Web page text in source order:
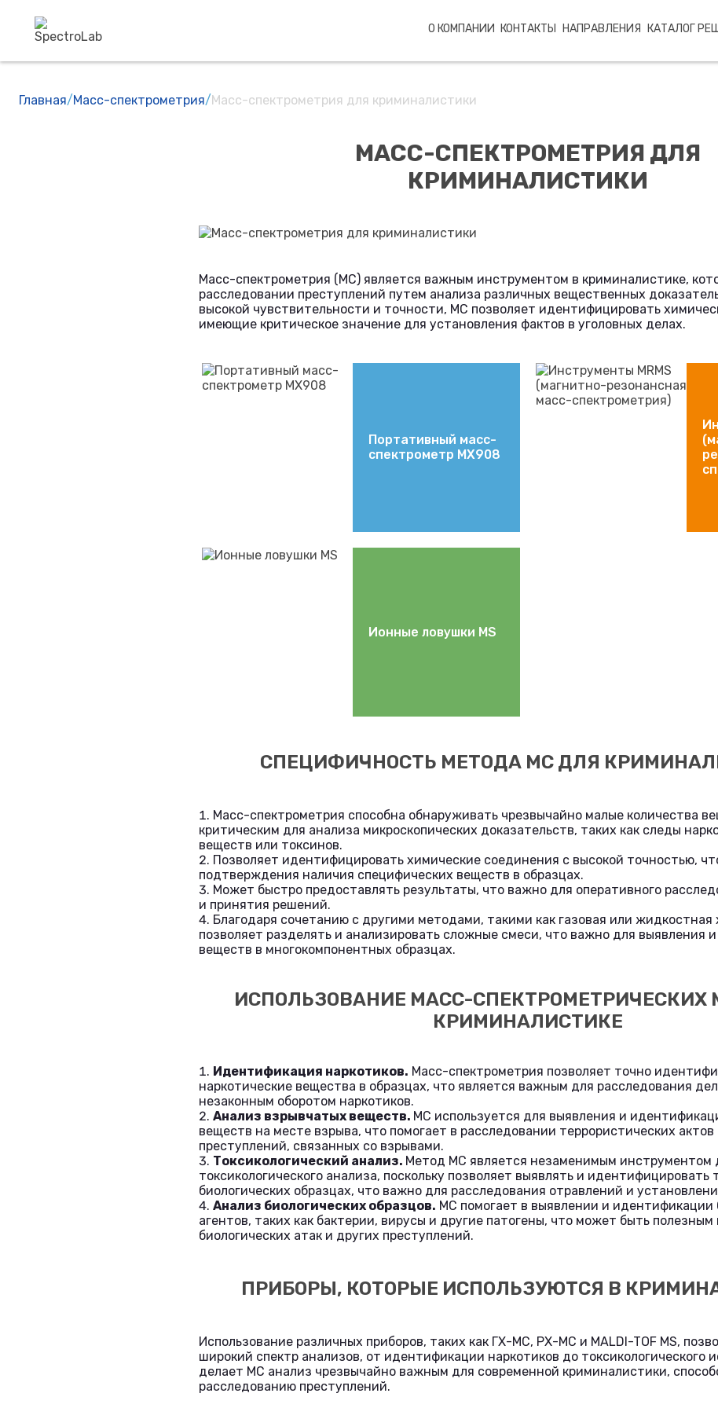
О КОМПАНИИ КОНТАКТЫ НАПРАВЛЕНИЯ КАТАЛОГ
Главная/Масс-спектрометрия/Масс-спектрометрия для криминалистики
МАСС-СПЕКТРОМЕТРИЯ ДЛЯ
КРИМИНАЛИСТИКИ
Масс-спектрометрия (МС) является важным инструментом в криминалистике,
расследовании преступлений путем анализа различных вещественных
высокой чувствительности и точности, МС позволяет идентифицировать
имеющие критическое значение для установления фактов в уголовных делах.
Портативный масс-
спектрометр MX908
Ионные ловушки MS
СПЕЦИФИЧНОСТЬ МЕТОДА МС ДЛЯ
Масс-спектрометрия способна обнаруживать чрезвычайно малые количества
критическим для анализа микроскопических доказательств, таких как следы
веществ или токсинов.
Позволяет идентифицировать химические соединения с высокой точностью,
подтверждения наличия специфических веществ в образцах.
Может быстро предоставлять результаты, что важно для оперативного
и принятия решений.
Благодаря сочетанию с другими методами, такими как газовая или
позволяет разделять и анализировать сложные смеси, что важно для выявления
веществ в многокомпонентных образцах.
ИСПОЛЬЗОВАНИЕ МАСС-СПЕКТРОМЕТРИЧЕСКИХ
КРИМИНАЛИСТИКЕ
Идентификация наркотиков. Масс-спектрометрия позволяет точно
наркотические вещества в образцах, что является важным для расследования
незаконным оборотом наркотиков.
Анализ взрывчатых веществ. МС используется для выявления и
веществ на месте взрыва, что помогает в расследовании террористических актов
преступлений, связанных со взрывами.
Токсикологический анализ. Метод МС является незаменимым инструментом
токсикологического анализа, поскольку позволяет выявлять и
биологических образцах, что важно для расследования отравлений и
Анализ биологических образцов. МС помогает в выявлении и идентификации
агентов, таких как бактерии, вирусы и другие патогены, что может быть
биологических атак и других преступлений.
ПРИБОРЫ, КОТОРЫЕ ИСПОЛЬЗУЮТСЯ В
Использование различных приборов, таких как ГХ-МС, РХ-МС и MALDI-TOF MS,
широкий спектр анализов, от идентификации наркотиков до токсикологического
делает МС анализ чрезвычайно важным для современной криминалистики,
расследованию преступлений.